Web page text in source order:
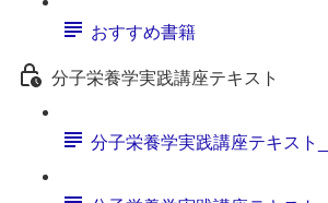
おすすめ書籍
分子栄養学実践講座テキスト
分子栄養学実践講座テキスト